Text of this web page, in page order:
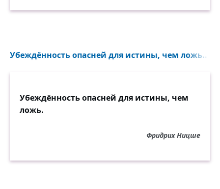
Убеждённость опасней для истины, чем ложь...
Убеждённость опасней для истины, чем
ложь.
Фридрих Ницше